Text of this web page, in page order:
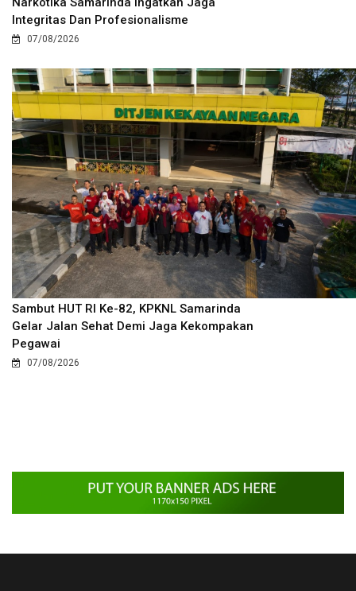
Integritas Dan Profesionalisme
07/08/2026
Sambut HUT RI Ke-82, KPKNL Samarinda
Gelar Jalan Sehat Demi Jaga Kekompakan
Pegawai
07/08/2026